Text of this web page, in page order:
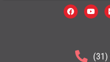
(31)